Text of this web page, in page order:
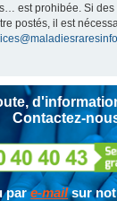
est prohibée. Si des
postés, il est
Contactez-
pare-mailsur